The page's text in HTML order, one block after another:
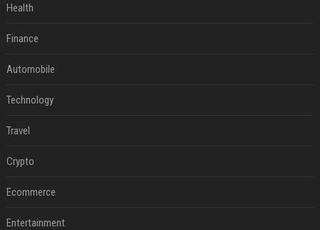
Health
Finance
Automobile
Technology
Travel
Crypto
Ecommerce
Entertainment